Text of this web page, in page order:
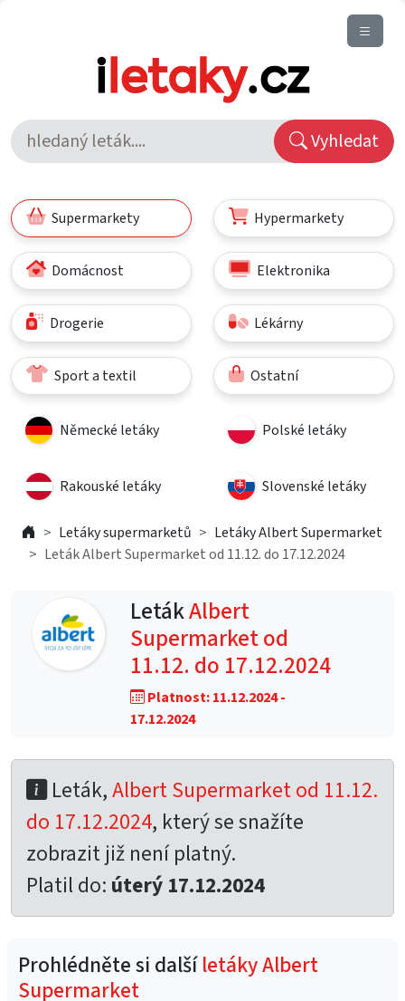
Vyhledat
Supermarkety Hypermarkety
Domácnost Elektronika
Drogerie Lékárny
Sport a textil Ostatní
Německé letáky Polské letáky
Rakouské letáky Slovenské letáky
Letáky supermarketů
Letáky Albert Supermarket
Leták Albert Supermarket od 11.12. do 17.12.2024
LetákAlbert
Supermarket od
11.12. do 17.12.2024
Platnost: 11.12.2024 -
17.12.2024
Leták,Albert Supermarket od 11.12.
do 17.12.2024, který se snažíte
zobrazit již není platný.
Platil do: úterý 17.12.2024
Prohlédněte si dalšíletáky Albert
Supermarket